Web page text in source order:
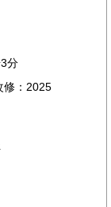
分
修：2025